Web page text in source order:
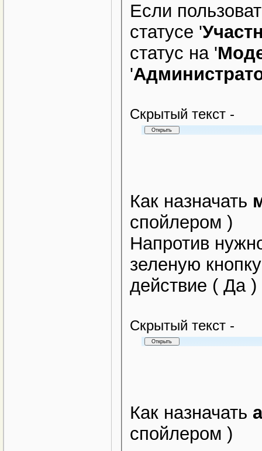
Если
статусе '
статус на '
'
Cкрытый текст -
Как назначать
спойлером )
Напротив
зеленую
действие ( Да )
Cкрытый текст -
Как назначать
спойлером )